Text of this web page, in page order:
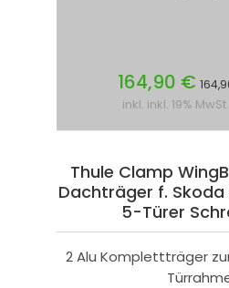
164,90 €
inkl. inkl. 19%
Thule Clamp
Dachträger f. Skoda
5-Türer
2 Alu Komplettträger